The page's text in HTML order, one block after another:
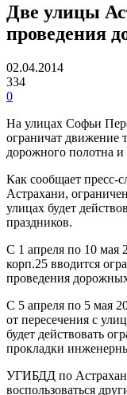
Две улицы
проведения
02.04.2014
334
0
На улицах Софьи
ограничат движение
дорожного полотна
Как сообщает пресс-
Астрахани,
улицах будет
праздников.
С 1 апреля по 10 мая
корп.25 вводится
проведения
С 5 апреля по 5 мая
от пересечения с
будет действовать
прокладки
УГИБДД по
воспользоваться